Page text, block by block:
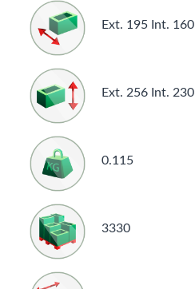
Ext. 195 Int. 160
Ext. 256 Int. 230
0.115
3330